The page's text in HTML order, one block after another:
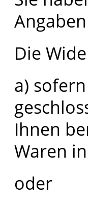
Die
a)
Ihnen
Waren
oder